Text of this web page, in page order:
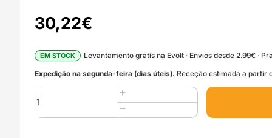
30,22€
EM STOCK
Levantamento grátis na Evolt · Envios desde 2.99€ ·
Expedição na segunda-feira (dias úteis). Receção estimada a partir
Quantidade
de
Polyterra